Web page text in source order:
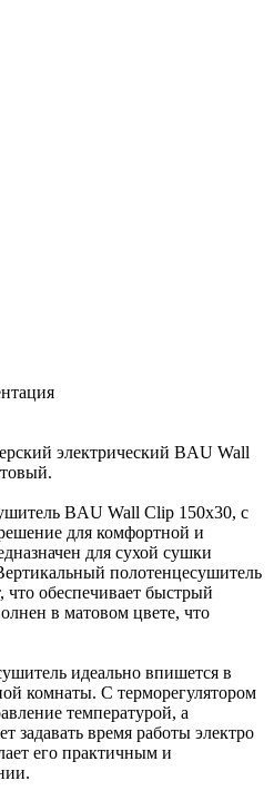
электрический BAU Wall
BAU Wall Clip 150х30, с
для комфортной и
для сухой сушки
полотенцесушитель
обеспечивает быстрый
в матовом цвете, что
идеально впишется в
комнаты. С терморегулятором
температурой, а
задавать время работы электро
его практичным и